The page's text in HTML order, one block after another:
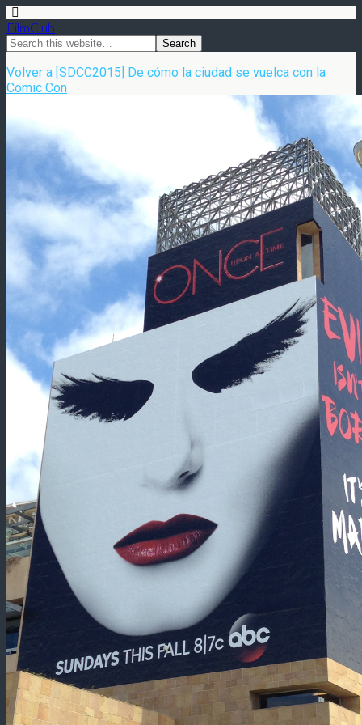
FilmClub
Volver a [SDCC2015] De cómo la ciudad se vuelca con la
Comic Con